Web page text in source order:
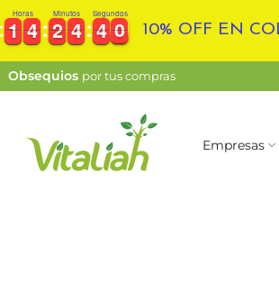
1
1
1
1 4
4
4
4
Horas
2
2
2
2 4
4
4
4
Minutos
3
3
4
4 9
9
0
0
Segundos
10% OFF EN
descuentoadicional por pagos por PSE
Empresas